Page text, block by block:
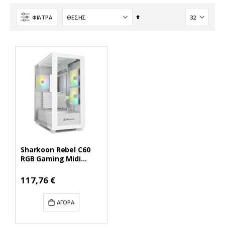
ΦΊΛΤΡΑ
Φθίνουσα
Sharkoon Rebel C60
RGB Gaming Midi
Υπολογιστή με
Πλαϊνό Παράθυρο
Λευκό (REBC60RGBWH)
(SHRREBC60RGBWH)
Ειδική
Τιμή
117,76 €
ΑΓΟΡΆ